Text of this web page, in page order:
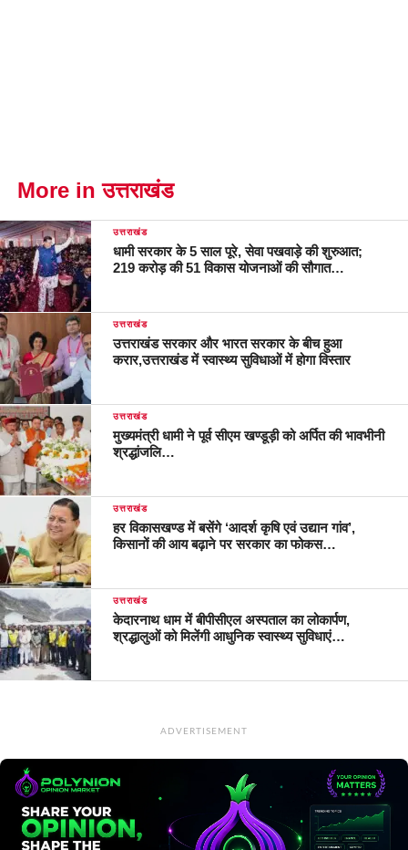
More in उत्तराखंड
उत्तराखंड
धामी सरकार के 5 साल पूरे, सेवा पखवाड़े की शुरुआत;
219 करोड़ की 51 विकास योजनाओं की सौगात…
उत्तराखंड
उत्तराखंड सरकार और भारत सरकार के बीच हुआ
करार,उत्तराखंड में स्वास्थ्य सुविधाओं में होगा विस्तार
उत्तराखंड
मुख्यमंत्री धामी ने पूर्व सीएम खण्डूड़ी को अर्पित की भावभीनी
श्रद्धांजलि…
उत्तराखंड
हर विकासखण्ड में बसेंगे ‘आदर्श कृषि एवं उद्यान गांव’,
किसानों की आय बढ़ाने पर सरकार का फोकस…
उत्तराखंड
केदारनाथ धाम में बीपीसीएल अस्पताल का लोकार्पण,
श्रद्धालुओं को मिलेंगी आधुनिक स्वास्थ्य सुविधाएं…
ADVERTISEMENT